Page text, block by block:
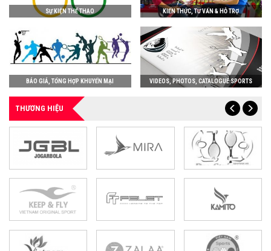
SỰ KIỆN THỂ THAO KIẾN THỨC, TƯ VẤN & HỖ TRỢ
BÁO GIÁ, TỔNG HỢP KHUYẾN MẠI VIDEOS, PHOTOS, CATALOGUE SPORTS
THƯƠNG HIỆU